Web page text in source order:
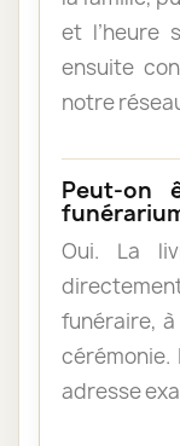
et l’heure
ensuite
notre
Peut-on
Oui. La
funéraire,
adresse